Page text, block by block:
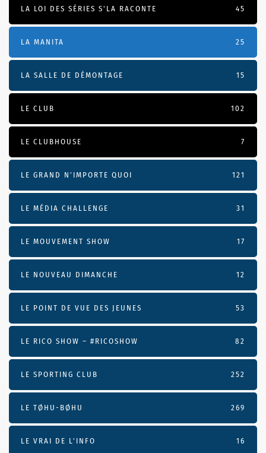
LA LOI DES SÉRIES S'LA RACONTE 45
LA MANITA 25
LA SALLE DE DÉMONTAGE 15
LE CLUB 102
LE CLUBHOUSE 7
LE GRAND N’IMPORTE QUOI 121
LE MÉDIA CHALLENGE 31
LE MOUVEMENT SHOW 17
LE NOUVEAU DIMANCHE 12
LE POINT DE VUE DES JEUNES 53
LE RICO SHOW – #RICOSHOW 82
LE SPORTING CLUB 252
LE TØHU-BØHU 269
LE VRAI DE L’INFO 16